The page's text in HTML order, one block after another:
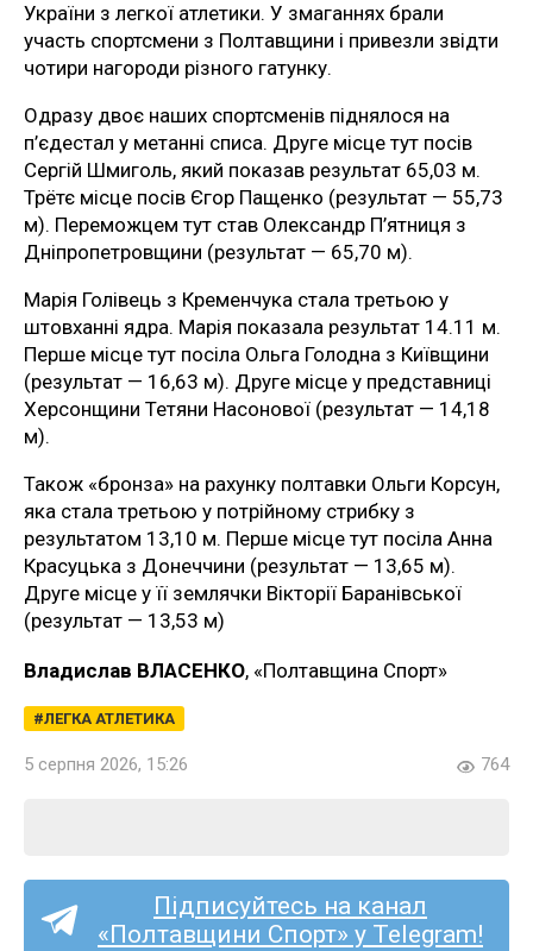
України з легкої атлетики. У змаганнях брали
участь спортсмени з Полтавщини і привезли звідти
чотири нагороди різного гатунку.
Одразу двоє наших спортсменів піднялося на
п’єдестал у метанні списа. Друге місце тут посів
Сергій Шмиголь, який показав результат 65,03 м.
Трётє місце посів Єгор Пащенко (результат — 55,73
м). Переможцем тут став Олександр П’ятниця з
Дніпропетровщини (результат — 65,70 м).
Марія Голівець з Кременчука стала третьою у
штовханні ядра. Марія показала результат 14.11 м.
Перше місце тут посіла Ольга Голодна з Київщини
(результат — 16,63 м). Друге місце у представниці
Херсонщини Тетяни Насонової (результат — 14,18
м).
Також «бронза» на рахунку полтавки Ольги Корсун,
яка стала третьою у потрійному стрибку з
результатом 13,10 м. Перше місце тут посіла Анна
Красуцька з Донеччини (результат — 13,65 м).
Друге місце у її землячки Вікторії Баранівської
(результат — 13,53 м)
Владислав ВЛАСЕНКО, «Полтавщина Спорт»
ЛЕГКА АТЛЕТИКА
5 серпня 2026, 15:26 764
Підписуйтесь на канал
«Полтавщини Спорт» у Telegram!